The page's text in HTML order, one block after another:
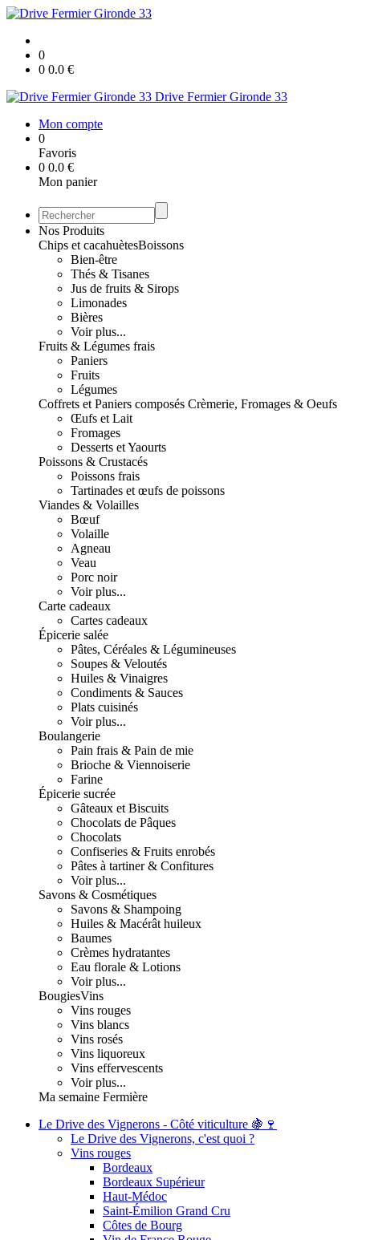
0
0 0.0 €
Drive Fermier Gironde 33
Mon compte
0
Favoris
0 0.0 €
Mon panier
Nos Produits
Chips et cacahuètesBoissons
Bien-être
Thés & Tisanes
Jus de fruits & Sirops
Limonades
Bières
Voir plus...
Fruits & Légumes frais
Paniers
Fruits
Légumes
Coffrets et Paniers composés Crèmerie, Fromages & Oeufs
Œufs et Lait
Fromages
Desserts et Yaourts
Poissons & Crustacés
Poissons frais
Tartinades et œufs de poissons
Viandes & Volailles
Bœuf
Volaille
Agneau
Veau
Porc noir
Voir plus...
Carte cadeaux
Cartes cadeaux
Épicerie salée
Pâtes, Céréales & Légumineuses
Soupes & Veloutés
Huiles & Vinaigres
Condiments & Sauces
Plats cuisinés
Voir plus...
Boulangerie
Pain frais & Pain de mie
Brioche & Viennoiserie
Farine
Épicerie sucrée
Gâteaux et Biscuits
Chocolats de Pâques
Chocolats
Confiseries & Fruits enrobés
Pâtes à tartiner & Confitures
Voir plus...
Savons & Cosmétiques
Savons & Shampoing
Huiles & Macérât huileux
Baumes
Crèmes hydratantes
Eau florale & Lotions
Voir plus...
BougiesVins
Vins rouges
Vins blancs
Vins rosés
Vins liquoreux
Vins effervescents
Voir plus...
Ma semaine Fermière
Le Drive des Vignerons - Côté viticulture 🍇🍷
Le Drive des Vignerons, c'est quoi ?
Vins rouges
Bordeaux
Bordeaux Supérieur
Haut-Médoc
Saint-Émilion Grand Cru
Côtes de Bourg